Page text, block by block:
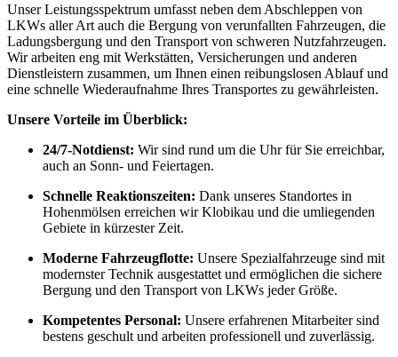
Unser Leistungsspektrum umfasst neben dem Abschleppen von
LKWs aller Art auch die Bergung von verunfallten Fahrzeugen, die
Ladungsbergung und den Transport von schweren Nutzfahrzeugen.
Wir arbeiten eng mit Werkstätten, Versicherungen und anderen
Dienstleistern zusammen, um Ihnen einen reibungslosen Ablauf und
eine schnelle Wiederaufnahme Ihres Transportes zu gewährleisten.
Unsere Vorteile im Überblick:
24/7-Notdienst: Wir sind rund um die Uhr für Sie erreichbar,
auch an Sonn- und Feiertagen.
Schnelle Reaktionszeiten: Dank unseres Standortes in
Hohenmölsen erreichen wir Klobikau und die umliegenden
Gebiete in kürzester Zeit.
Moderne Fahrzeugflotte: Unsere Spezialfahrzeuge sind mit
modernster Technik ausgestattet und ermöglichen die sichere
Bergung und den Transport von LKWs jeder Größe.
Kompetentes Personal: Unsere erfahrenen Mitarbeiter sind
bestens geschult und arbeiten professionell und zuverlässig.